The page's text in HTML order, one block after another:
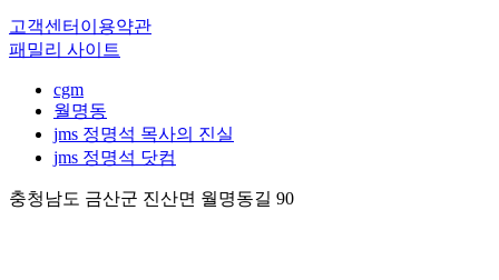
고객센터 이용약관
패밀리 사이트
cgm
월명동
jms 정명석 목사의 진실
jms 정명석 닷컴
충청남도 금산군 진산면 월명동길 90